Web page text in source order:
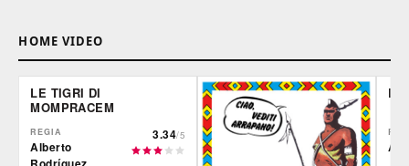
HOME VIDEO
LE TIGRI DI
MOMPRACEM
REGIA
Alberto
3.34/5